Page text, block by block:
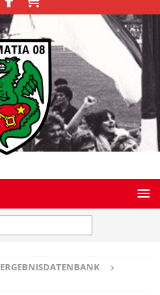
ERGEBNISDATENBANK